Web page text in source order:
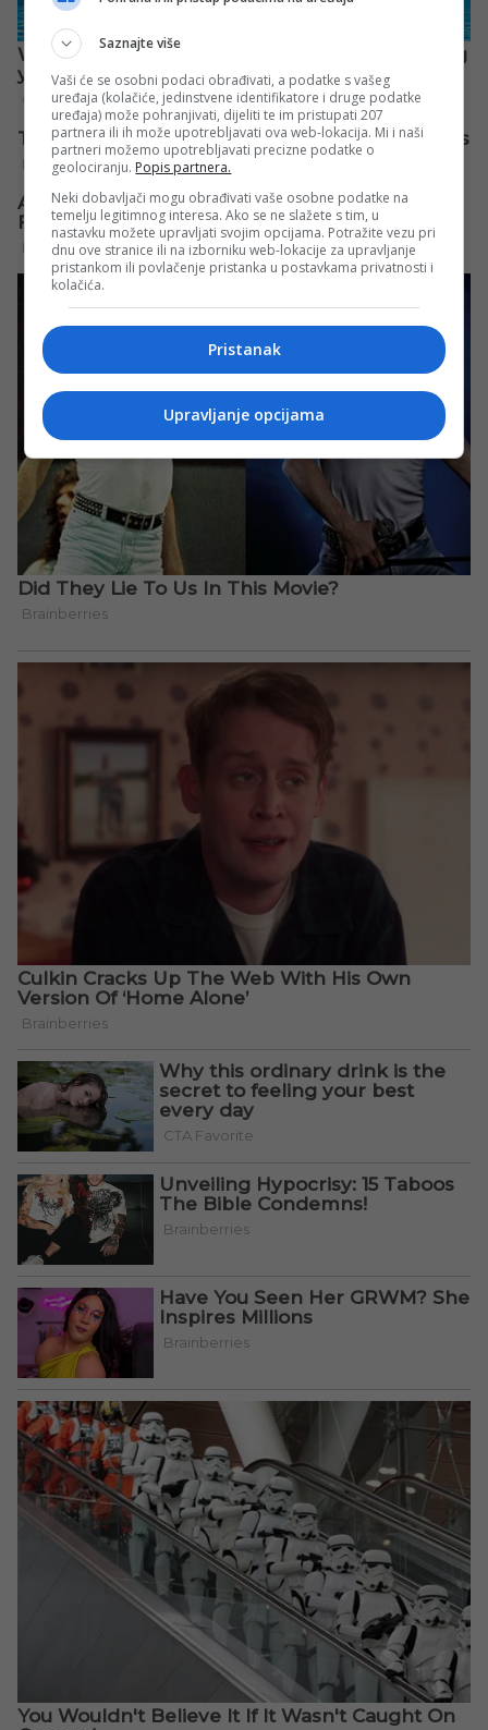
Saznajte više
Vaši će se osobni podaci obrađivati, a podatke s vašeg
uređaja (kolačiće, jedinstvene identifikatore i druge podatke
uređaja) može pohranjivati, dijeliti te im pristupati 207
partnera ili ih može upotrebljavati ova web-lokacija. Mi i naši
partneri možemo upotrebljavati precizne podatke o
geolociranju. Popis partnera.
Neki dobavljači mogu obrađivati vaše osobne podatke na
temelju legitimnog interesa. Ako se ne slažete s tim, u
nastavku možete upravljati svojim opcijama. Potražite vezu pri
dnu ove stranice ili na izborniku web-lokacije za upravljanje
pristankom ili povlačenje pristanka u postavkama privatnosti i
kolačića.
Pristanak
Upravljanje opcijama